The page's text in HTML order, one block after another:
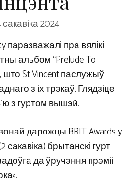
сакавіка 2024
паразважалі пра вялікі
альбом “Prelude To
што St Vincent паслужыў
з іх трэкаў. Глядзіце
з гуртом вышэй.
дарожцы BRIT Awards у
брытанскі гурт
да ўручэння прэміі